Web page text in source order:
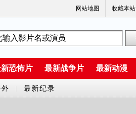
收藏本站
网站地图
恐怖片 最新战争片 最新动漫
最新纪录